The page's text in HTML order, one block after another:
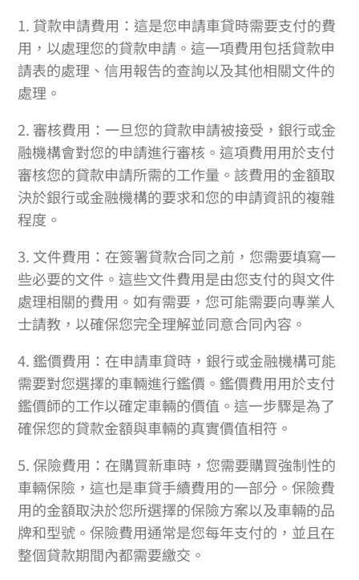
1. 貸款申請費用：這是您申請車貸時需要支付的費
用，以處理您的貸款申請。這一項費用包括貸款申
請表的處理、信用報告的查詢以及其他相關文件的
處理。
2. 審核費用：一旦您的貸款申請被接受，銀行或金
融機構會對您的申請進行審核。這項費用用於支付
審核您的貸款申請所需的工作量。該費用的金額取
決於銀行或金融機構的要求和您的申請資訊的複雜
程度。
3. 文件費用：在簽署貸款合同之前，您需要填寫一
些必要的文件。這些文件費用是由您支付的與文件
處理相關的費用。如有需要，您可能需要向專業人
士請教，以確保您完全理解並同意合同內容。
4. 鑑價費用：在申請車貸時，銀行或金融機構可能
需要對您選擇的車輛進行鑑價。鑑價費用用於支付
鑑價師的工作以確定車輛的價值。這一步驟是為了
確保您的貸款金額與車輛的真實價值相符。
5. 保險費用：在購買新車時，您需要購買強制性的
車輛保險，這也是車貸手續費用的一部分。保險費
用的金額取決於您所選擇的保險方案以及車輛的品
牌和型號。保險費用通常是您每年支付的，並且在
整個貸款期間內都需要繳交。